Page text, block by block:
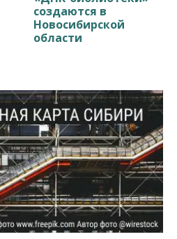
создаются в
Новосибирской
области